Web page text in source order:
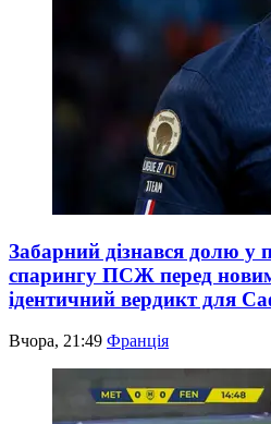
Забарний дізнався долю у
спарингу ПСЖ перед
ідентичний вердикт для
Вчора, 21:49 Франція